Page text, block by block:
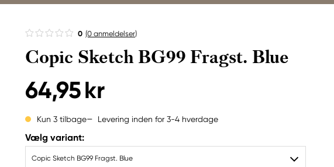
0 (0 anmeldelser)
Copic Sketch BG99 Fragst. Blue
64,95 kr
Kun 3 tilbage Levering inden for 3-4 hverdage
Vælg variant:
Copic Sketch BG99 Fragst. Blue